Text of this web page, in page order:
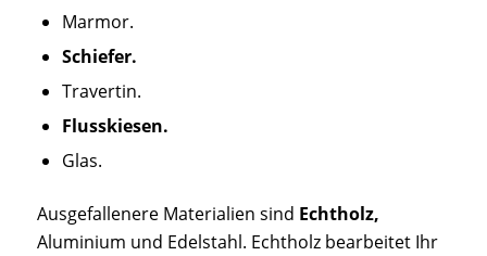
Marmor.
Schiefer.
Travertin.
Flusskiesen.
Glas.
Ausgefallenere Materialien sind Echtholz,
Aluminium und Edelstahl. Echtholz bearbeitet Ihr